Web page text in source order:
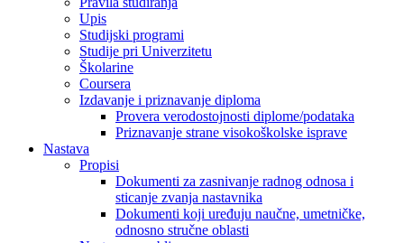
Upis
Studijski programi
Studije pri Univerzitetu
Školarine
Coursera
Izdavanje i priznavanje diploma
Provera verodostojnosti diplome/podataka
Priznavanje strane visokoškolske isprave
Nastava
Propisi
Dokumenti za zasnivanje radnog odnosa i
sticanje zvanja nastavnika
Dokumenti koji uređuju naučne, umetničke,
odnosno stručne oblasti